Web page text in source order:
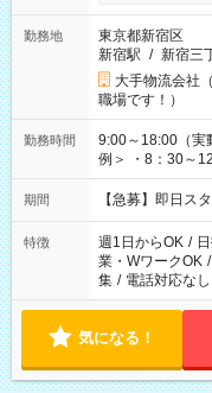
勤務地
東京都新宿区
新宿駅 / 新宿三
大手物流会社
職場です！）
勤務時間
9:00～18:00（実動8時間） 希望の時間帯
例＞ ・8：30～
・13：00～22：
期間 【急募】即日ス
特徴 週1日からOK /
業・WワークOK /
集 / 電話対応なし
気になる！